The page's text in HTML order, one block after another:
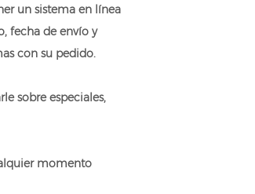
un sistema en línea
fecha de envío y
con su pedido.
sobre especiales,
momento